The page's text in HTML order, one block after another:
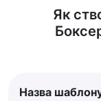
Як
Назва